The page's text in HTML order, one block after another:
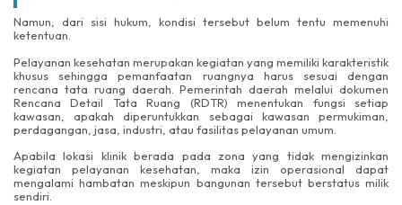
Namun, dari sisi hukum, kondisi tersebut belum tentu memenuhi
ketentuan.
Pelayanan kesehatan merupakan kegiatan yang memiliki karakteristik
khusus sehingga pemanfaatan ruangnya harus sesuai dengan
rencana tata ruang daerah. Pemerintah daerah melalui dokumen
Rencana Detail Tata Ruang (RDTR) menentukan fungsi setiap
kawasan, apakah diperuntukkan sebagai kawasan permukiman,
perdagangan, jasa, industri, atau fasilitas pelayanan umum.
Apabila lokasi klinik berada pada zona yang tidak mengizinkan
kegiatan pelayanan kesehatan, maka izin operasional dapat
mengalami hambatan meskipun bangunan tersebut berstatus milik
sendiri.